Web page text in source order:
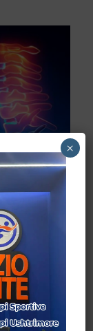
si paraliza,
no-
më shumë
×